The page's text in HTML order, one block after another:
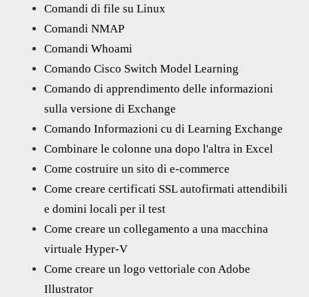
Comandi di file su Linux
Comandi NMAP
Comandi Whoami
Comando Cisco Switch Model Learning
Comando di apprendimento delle informazioni
sulla versione di Exchange
Comando Informazioni cu di Learning Exchange
Combinare le colonne una dopo l'altra in Excel
Come costruire un sito di e-commerce
Come creare certificati SSL autofirmati attendibili
e domini locali per il test
Come creare un collegamento a una macchina
virtuale Hyper-V
Come creare un logo vettoriale con Adobe
Illustrator